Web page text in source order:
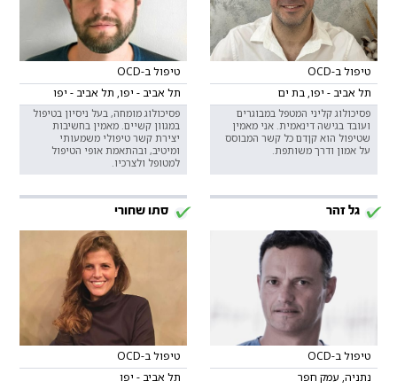
טיפול ב-OCD
תל אביב - יפו, בת ים
פסיכולוג קליני המטפל במבוגרים
ועובד בגישה דינאמית. אני מאמין
שטיפול הוא קןדם כל קשר המבוסס
על אמון ודרך משותפת.
טיפול ב-OCD
תל אביב - יפו, תל אביב - יפו
פסיכולוג מומחה, בעל ניסיון בטיפול
במגוון קשיים. מאמין בחשיבות
יצירת קשר טיפולי משמעותי
ומיטיב, ובהתאמת אופי הטיפול
למטופל ולצרכיו.
גל זהר
טיפול ב-OCD
נתניה, עמק חפר
סתו שחורי
טיפול ב-OCD
תל אביב - יפו